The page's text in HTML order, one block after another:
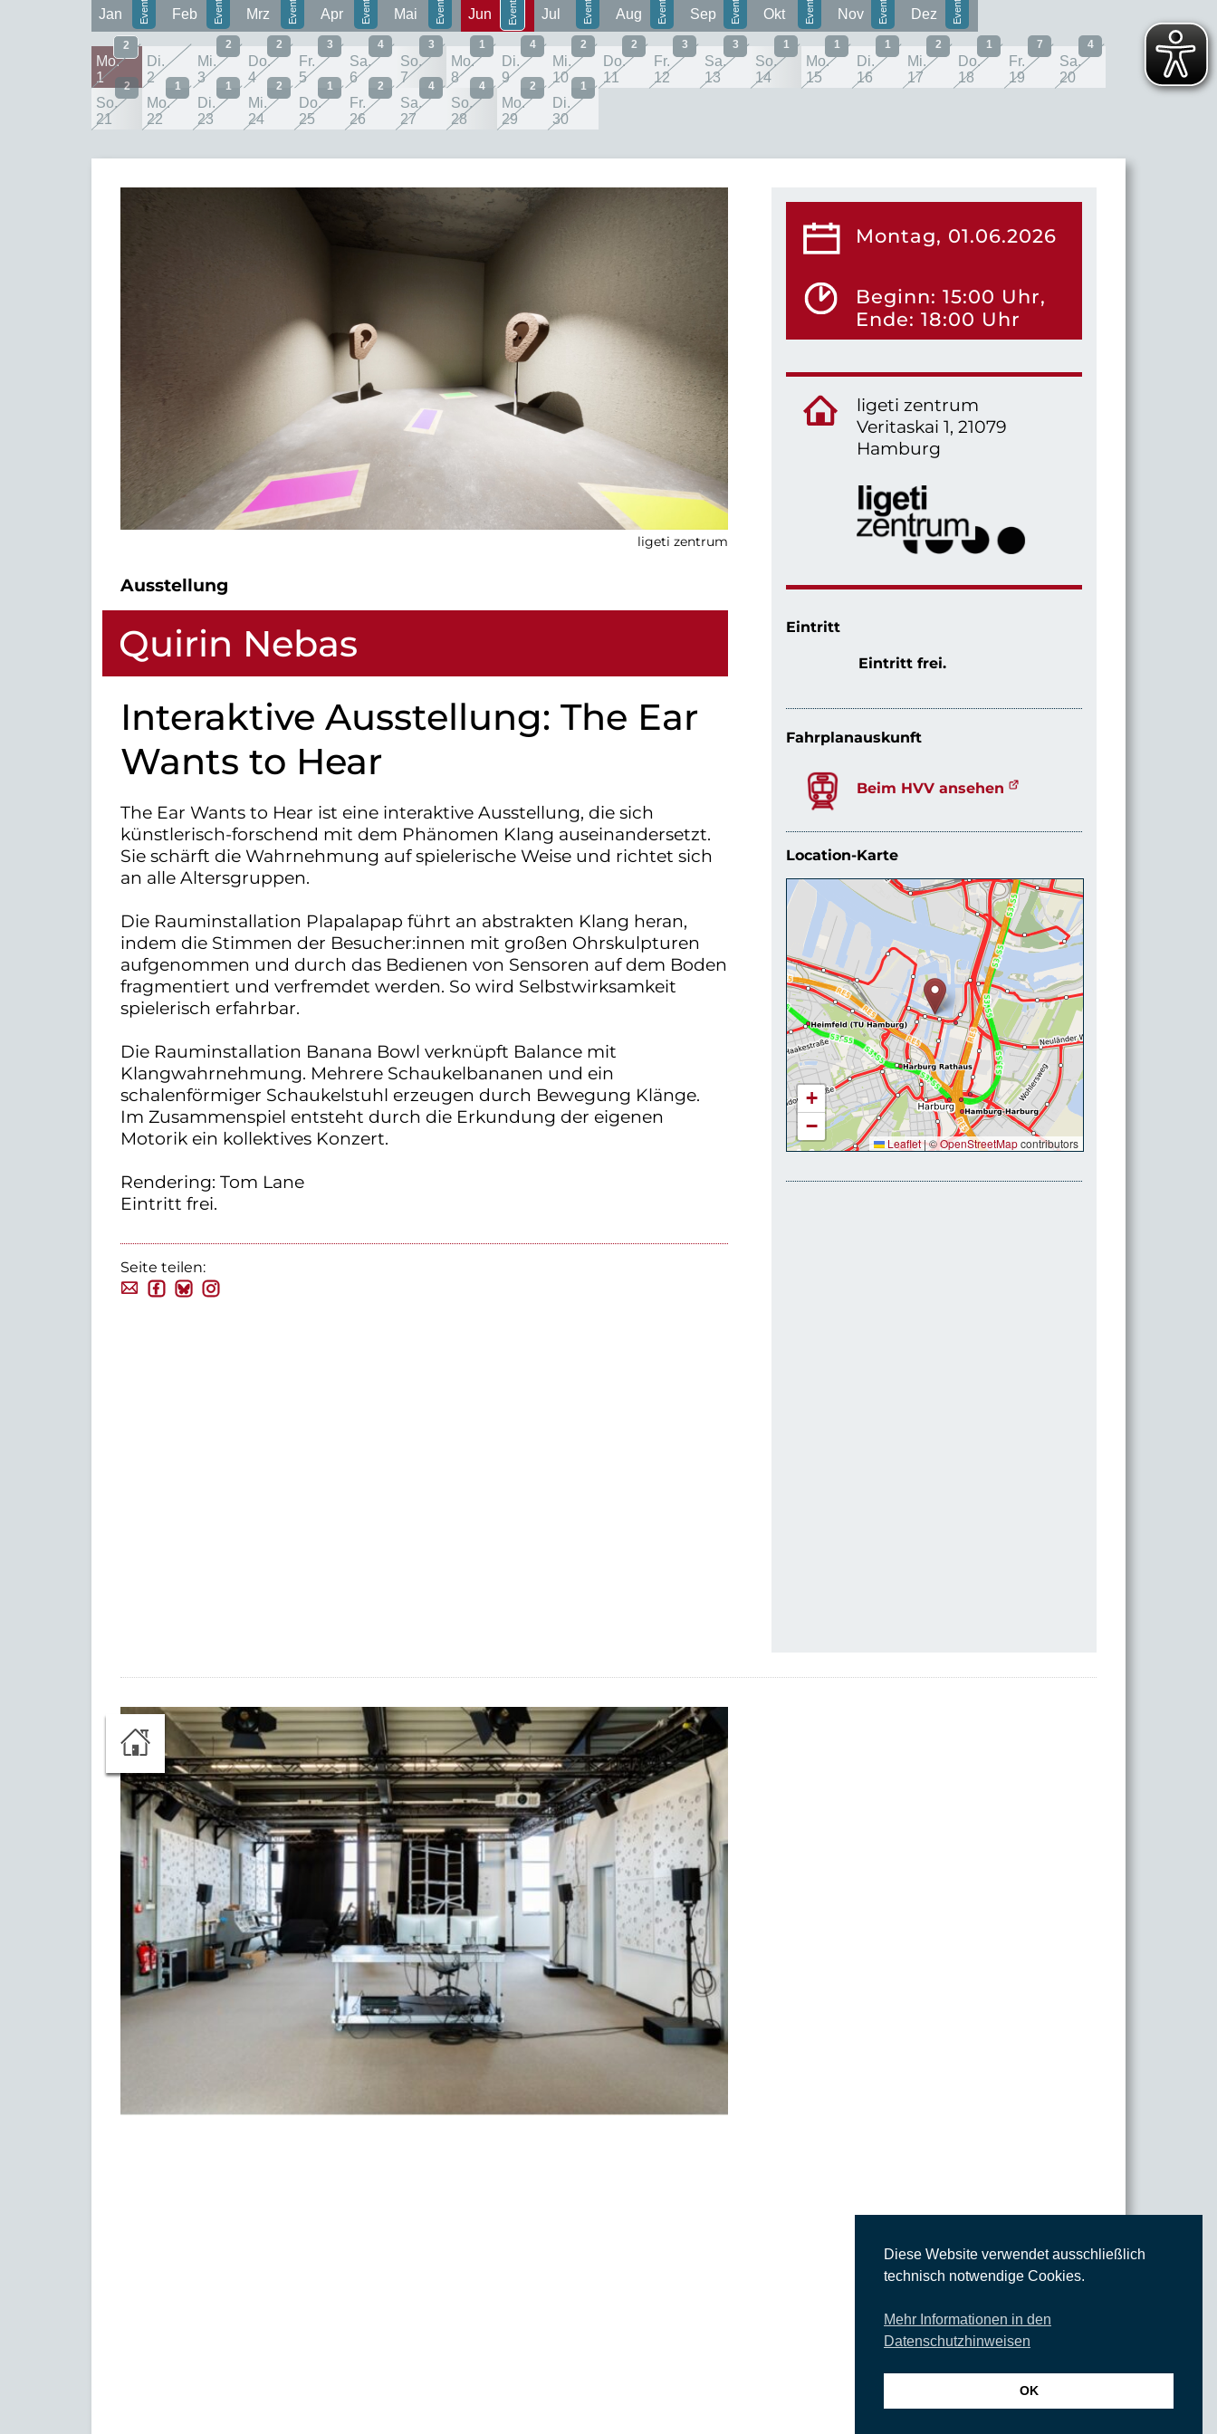
Jan Feb Mrz Apr Mai Jun Jul Aug Sep Okt Nov Dez
Mo.
1
2
Di.
2
Mi.
3
2
Do.
4
2
Fr.
5
3
Sa.
6
4
So.
7
3
Mo.
8
1
Di.
9
4
Mi.
10
2
Do.
11
2
Fr.
12
3
Sa.
13
3
So.
14
1
Mo.
15
1
Di.
16
1
Mi.
17
2
Do.
18
1
Fr.
19
7
Sa.
20
4
So.
21
2
Mo.
22
1
Di.
23
1
Mi.
24
2
Do.
25
1
Fr.
26
2
Sa.
27
4
So.
28
4
Mo.
29
2
Di.
30
1
ligeti zentrum
Ausstellung
Quirin Nebas
Interaktive Ausstellung: The Ear
Wants to Hear
The Ear Wants to Hear ist eine interaktive Ausstellung, die sich
künstlerisch-forschend mit dem Phänomen Klang auseinandersetzt.
Sie schärft die Wahrnehmung auf spielerische Weise und richtet sich
an alle Altersgruppen.
Die Rauminstallation Plapalapap führt an abstrakten Klang heran,
indem die Stimmen der Besucher:innen mit großen Ohrskulpturen
aufgenommen und durch das Bedienen von Sensoren auf dem Boden
fragmentiert und verfremdet werden. So wird Selbstwirksamkeit
spielerisch erfahrbar.
Die Rauminstallation Banana Bowl verknüpft Balance mit
Klangwahrnehmung. Mehrere Schaukelbananen und ein
schalenförmiger Schaukelstuhl erzeugen durch Bewegung Klänge.
Im Zusammenspiel entsteht durch die Erkundung der eigenen
Motorik ein kollektives Konzert.
Rendering: Tom Lane
Eintritt frei.
Seite teilen:
Montag, 01.06.2026
Beginn: 15:00 Uhr,
Ende: 18:00 Uhr
ligeti zentrum
Veritaskai 1, 21079
Hamburg
Eintritt
Eintritt frei.
Fahrplanauskunft
Beim HVV ansehen
Location-Karte
+
−
Leaflet|©OpenStreetMapcontributors
Diese Website verwendet ausschließlich
technisch notwendige Cookies.
Mehr Informationen in den
Datenschutzhinweisen
OK